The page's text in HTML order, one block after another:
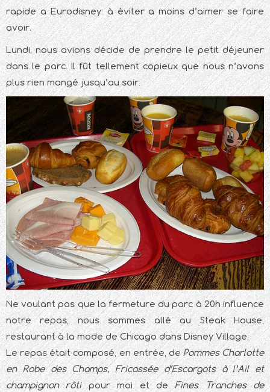
rapide a Eurodisney: à éviter a moins d’aimer se faire
avoir.
Lundi, nous avions décide de prendre le petit déjeuner
dans le parc. Il fût tellement copieux que nous n’avons
plus rien mangé jusqu’au soir.
Ne voulant pas que la fermeture du parc à 20h influence
notre repas, nous sommes allé au Steak House,
restaurant à la mode de Chicago dans Disney Village.
Le repas était composé, en entrée, dePommes Charlotte
en Robe des Champs, Fricassée d’Escargots à l’Ail et
champignon rôtipour moi et deFines Tranches de